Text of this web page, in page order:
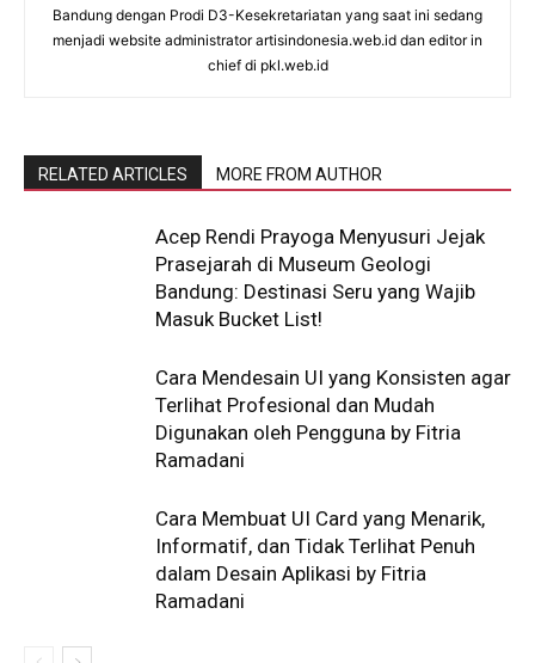
Bandung dengan Prodi D3-Kesekretariatan yang saat ini sedang
menjadi website administrator artisindonesia.web.id dan editor in
chief di pkl.web.id
RELATED ARTICLES MORE FROM AUTHOR
Acep Rendi Prayoga Menyusuri Jejak
Prasejarah di Museum Geologi
Bandung: Destinasi Seru yang Wajib
Masuk Bucket List!
Cara Mendesain UI yang Konsisten agar
Terlihat Profesional dan Mudah
Digunakan oleh Pengguna by Fitria
Ramadani
Cara Membuat UI Card yang Menarik,
Informatif, dan Tidak Terlihat Penuh
dalam Desain Aplikasi by Fitria
Ramadani